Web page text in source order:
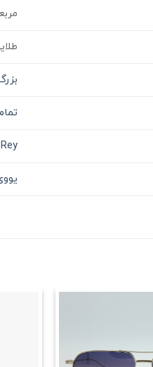
یووی
مندی